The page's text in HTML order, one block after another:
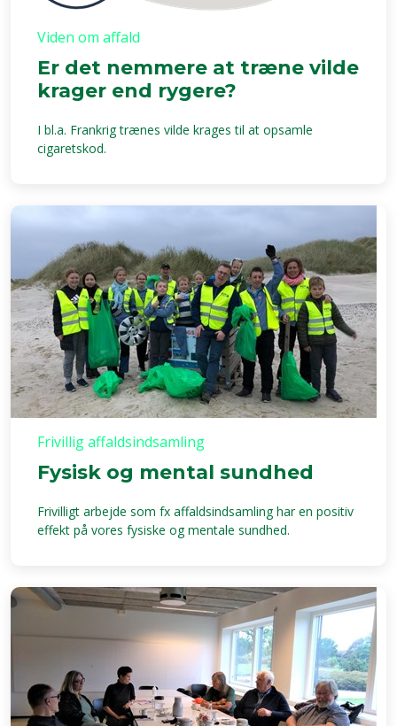
Viden om affald
Er det nemmere at træne vilde
krager end rygere?
I bl.a. Frankrig trænes vilde krages til at opsamle
cigaretskod.
Frivillig affaldsindsamling
Fysisk og mental sundhed
Frivilligt arbejde som fx affaldsindsamling har en positiv
effekt på vores fysiske og mentale sundhed.